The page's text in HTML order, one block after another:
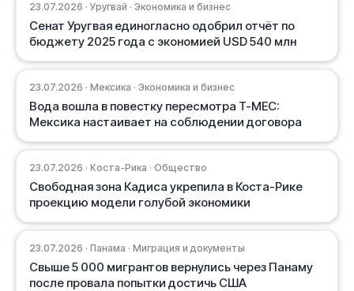
23.07.2026 · Уругвай · Экономика и бизнес
Сенат Уругвая единогласно одобрил отчёт по
бюджету 2025 года с экономией USD 540 млн
23.07.2026 · Мексика · Экономика и бизнес
Вода вошла в повестку пересмотра T-MEC:
Мексика настаивает на соблюдении договора
23.07.2026 · Коста-Рика · Общество
Свободная зона Кадиса укрепила в Коста-Рике
проекцию модели голубой экономики
23.07.2026 · Панама · Миграция и документы
Свыше 5 000 мигрантов вернулись через Панаму
после провала попытки достичь США